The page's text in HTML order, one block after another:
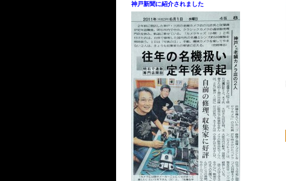
神戸新聞に紹介されました